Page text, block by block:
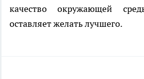
качество окружающей
оставляет желать лучшего.